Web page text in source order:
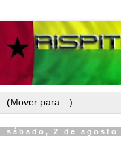
sábado, 2 de agosto